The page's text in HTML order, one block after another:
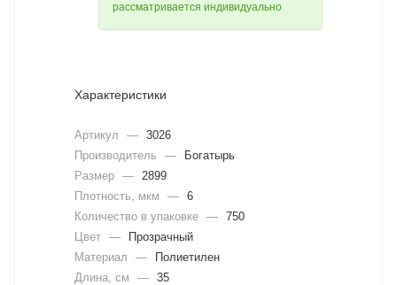
рассматривается индивидуально
Характеристики
Артикул — 3026
Производитель
—
Богатырь
Размер —
2899
Плотность, мкм
— 6
Количество в упаковке — 750
Цвет —
Прозрачный
Материал
—
Полиетилен
Длина, cм
— 35